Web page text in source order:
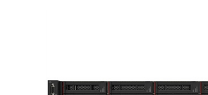
新闻动态